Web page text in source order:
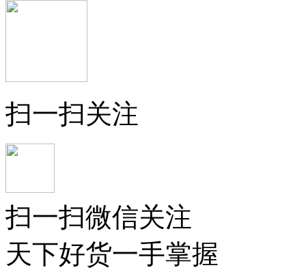
扫一扫关注
扫一扫微信关注
天下好货一手掌握